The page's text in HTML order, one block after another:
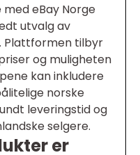
eBay Norge
utvalg av
Plattformen tilbyr
og muligheten
kan inkludere
norske
leveringstid og
selgere.
er